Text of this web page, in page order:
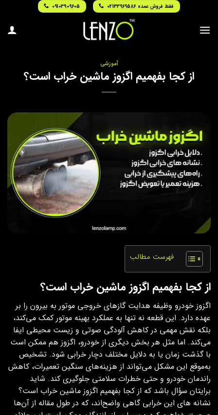
content
فقط فروش عمده 02133969586 09103909605
آموزشی
از کجا بفهمیم اگزوز ماشین خراب است؟
فهرست مطالب
از کجا بفهمیم اگزوز ماشین خراب است؟
اگزوز خودرو وظیفه هدایت گازهای خروجی موتور به بیرون را بر
عهده دارد. این قطعه نه‌ تنها به عملکرد بهینه موتور کمک می‌کند،
بلکه نقش مهمی در کاهش آلودگی صوتی و زیست‌ محیطی ایفا
می‌کند. اما مثل هر بخش دیگری از خودرو، اگزوز هم ممکن است
با گذشت زمان یا به دلایل مختلف دچار خرابی شود. تشخیص
به‌موقع این مشکل می‌تواند از هزینه‌های سنگین تعمیرات، کاهش
راندمان خودرو و حتی خطرات سلامتی جلوگیری کند. شاید
برایتان سؤال باشد که از کجا بفهمیم اگزوز ماشین خراب است؟
نشانه‌ های این خرابی گاهی واضح‌اند، که در طول مقاله از آن‌ها